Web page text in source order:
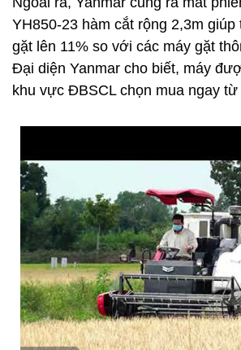
YH850-23 hàm cắt rộng 2,3m giúp
gặt lên 11% so với các máy gặt
Đại diện Yanmar cho biết, máy
khu vực ĐBSCL chọn mua ngay